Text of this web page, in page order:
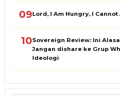
09Lord, I Am Hungry, I
10Sovereign Review: Ini
Jangan dishare ke Grup
Ideologi